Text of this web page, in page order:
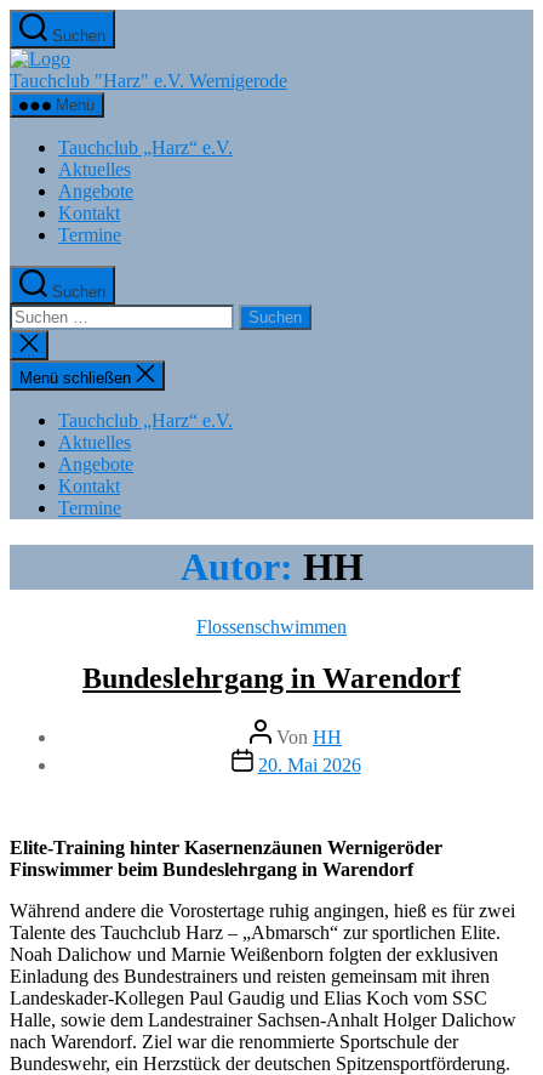
Zum
Inhalt
springen
Suchen
Tauchclub "Harz" e.V. Wernigerode
Menü
Tauchclub „Harz“ e.V.
Aktuelles
Angebote
Kontakt
Termine
Suchen
Suchen
nach:
Suche
schließen
Menü schließen
Tauchclub „Harz“ e.V.
Aktuelles
Angebote
Kontakt
Termine
Autor: HH
Kategorien
Flossenschwimmen
Bundeslehrgang in Warendorf
Beitragsautor
Von HH
Veröffentlichungsdatum
20. Mai 2026
Elite-Training hinter Kasernenzäunen Wernigeröder
Finswimmer beim Bundeslehrgang in Warendorf
Während andere die Vorostertage ruhig angingen, hieß es für zwei
Talente des Tauchclub Harz – „Abmarsch“ zur sportlichen Elite.
Noah Dalichow und Marnie Weißenborn folgten der exklusiven
Einladung des Bundestrainers und reisten gemeinsam mit ihren
Landeskader-Kollegen Paul Gaudig und Elias Koch vom SSC
Halle, sowie dem Landestrainer Sachsen-Anhalt Holger Dalichow
nach Warendorf. Ziel war die renommierte Sportschule der
Bundeswehr, ein Herzstück der deutschen Spitzensportförderung.